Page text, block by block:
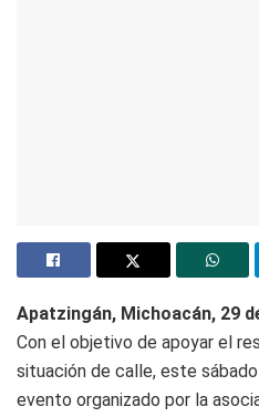
Apatzingán, Michoacán, 29
Con el objetivo de apoyar el
situación de calle, este
evento organizado por la